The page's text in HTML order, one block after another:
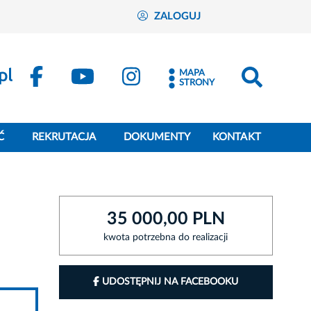
ZALOGUJ
MAPA
STRONY
REKRUTACJA DOKUMENTY KONTAKT
35 000,00 PLN
kwota potrzebna do realizacji
UDOSTĘPNIJ NA FACEBOOKU